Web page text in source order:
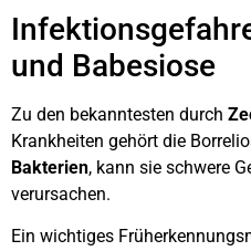
und Babesiose
Zu den bekanntesten durch
Krankheiten gehört die
Bakterien, kann sie schwere
verursachen.
Ein wichtiges